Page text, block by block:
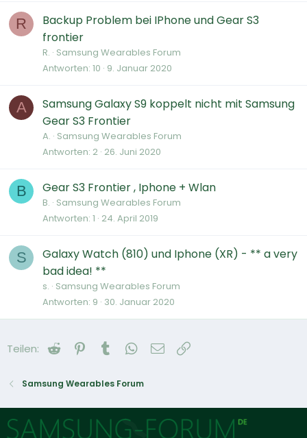
R
Backup Problem bei IPhone und Gear S3
frontier
R. Samsung Wearables Forum
Antworten 10 9. Januar 2020
A
Samsung Galaxy S9 koppelt nicht mit Samsung
Gear S3 Frontier
A. Samsung Wearables Forum
Antworten 2 26. Juni 2020
B Gear S3 Frontier , Iphone + Wlan
B. Samsung Wearables Forum
Antworten 1 24. April 2019
S
Galaxy Watch (810) und Iphone (XR) - ** a very
bad idea! **
s. Samsung Wearables Forum
Antworten 9 30. Januar 2020
Teilen: Reddit Pinterest
Tumblr WhatsApp
E-Mail
Samsung Wearables Forum